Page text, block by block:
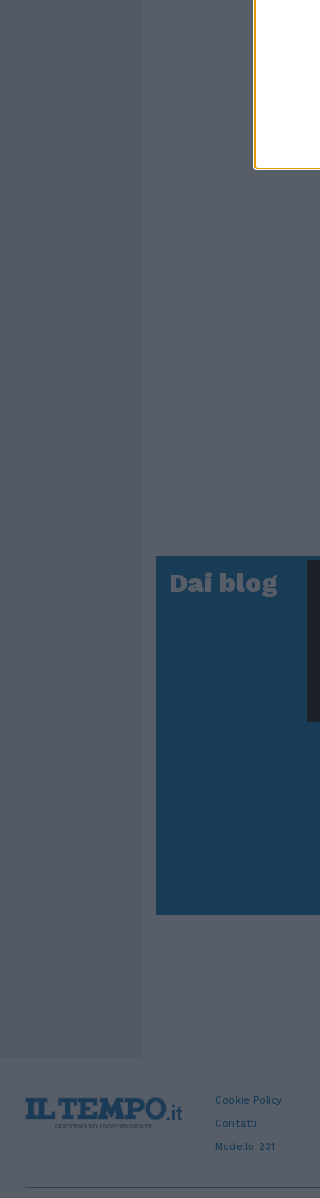
Dai blog
Cookie Policy
Contatti
Modello 231